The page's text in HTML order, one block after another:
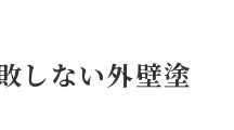
しない外壁塗